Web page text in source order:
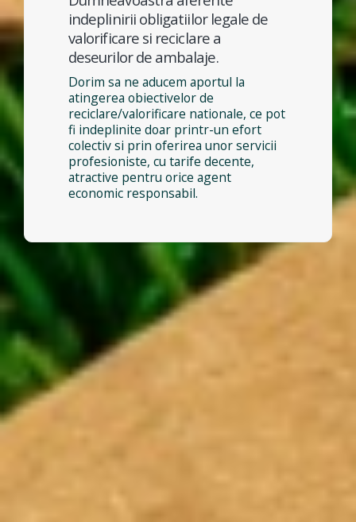
indeplinirii obligatiilor legale de
valorificare si reciclare a
deseurilor de ambalaje.
Dorim sa ne aducem aportul la
atingerea obiectivelor de
reciclare/valorificare nationale, ce pot
fi indeplinite doar printr-un efort
colectiv si prin oferirea unor servicii
profesioniste, cu tarife decente,
atractive pentru orice agent
economic responsabil.